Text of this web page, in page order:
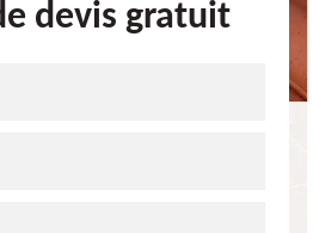
devis gratuit